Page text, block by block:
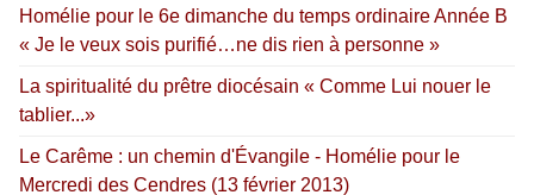
Homélie pour le 6e dimanche du temps ordinaire Année B
« Je le veux sois purifié…ne dis rien à personne »
La spiritualité du prêtre diocésain « Comme Lui nouer le
tablier...»
Le Carême : un chemin d'Évangile - Homélie pour le
Mercredi des Cendres (13 février 2013)